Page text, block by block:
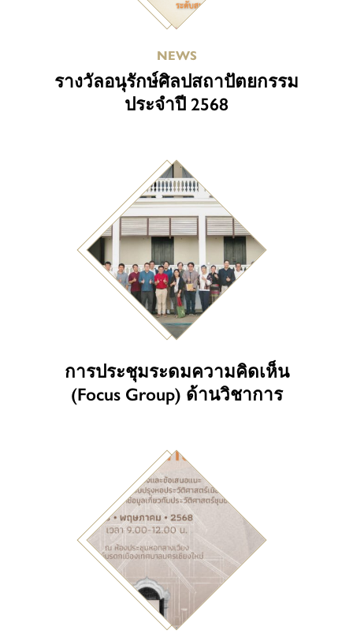
NEWS
รางวัลอนุรักษ์ศิลปสถาปัตยกรรม
ประจำปี 2568
การประชุมระดมความคิดเห็น
(Focus Group) ด้านวิชาการ